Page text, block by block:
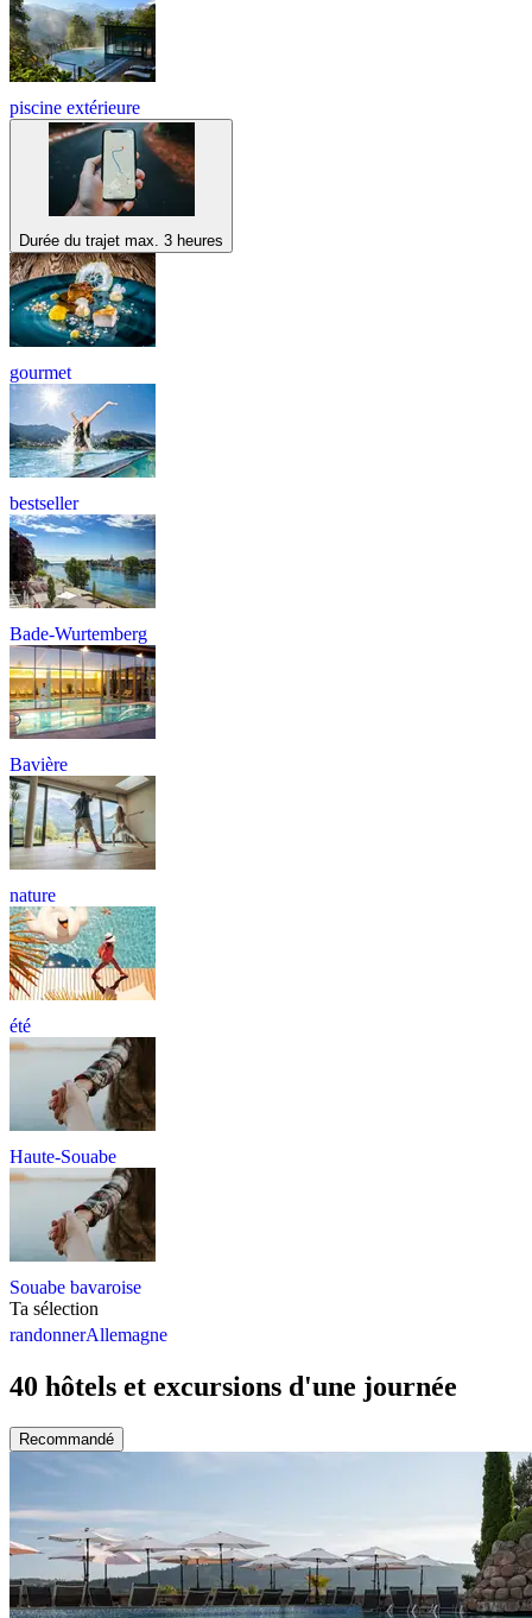
piscine extérieure
Durée du trajet max. 3 heures
gourmet
bestseller
Bade-Wurtemberg
Bavière
nature
été
Haute-Souabe
Souabe bavaroise
Ta sélection
randonnerAllemagne
40 hôtels et excursions d'une journée
Recommandé